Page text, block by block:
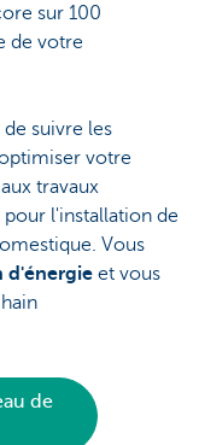
sur 100
de votre
de suivre les
votre
travaux
l'installation de
Vous
d'énergie et vous
de